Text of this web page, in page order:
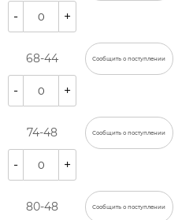
- +
68-44 Сообщить о поступлении
- +
74-48 Сообщить о поступлении
- +
80-48 Сообщить о поступлении